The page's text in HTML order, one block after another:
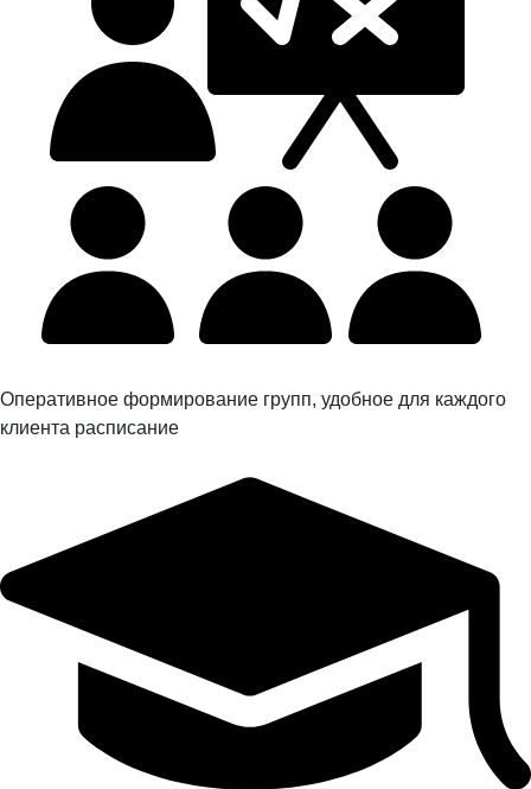
Оперативное формирование групп, удобное для каждого
клиента расписание